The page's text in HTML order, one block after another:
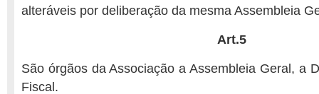
alteráveis por deliberação da mesma Assembleia
Art.5
São órgãos da Associação a Assembleia Geral, a
Fiscal.